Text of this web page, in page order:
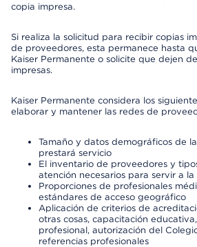
copia impresa.
Si realiza la solicitud para recibir copias
de proveedores, esta permanece hasta
Kaiser Permanente o solicite que dejen
impresas.
Kaiser Permanente considera los
elaborar y mantener las redes de
Tamaño y datos demográficos de
prestará servicio
El inventario de proveedores y
atención necesarios para servir a
Proporciones de profesionales
estándares de acceso geográfico
Aplicación de criterios de
otras cosas, capacitación
profesional, autorización del
referencias profesionales